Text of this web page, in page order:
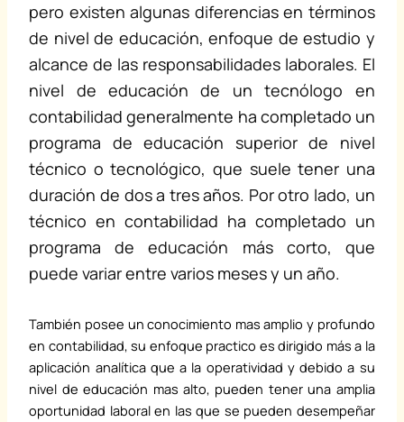
pero existen algunas diferencias en términos
de nivel de educación, enfoque de estudio y
alcance de las responsabilidades laborales. El
nivel de educación de un tecnólogo en
contabilidad generalmente ha completado un
programa de educación superior de nivel
técnico o tecnológico, que suele tener una
duración de dos a tres años. Por otro lado, un
técnico en contabilidad ha completado un
programa de educación más corto, que
puede variar entre varios meses y un año.
También posee un conocimiento mas amplio y profundo
en contabilidad, su enfoque practico es dirigido más a la
aplicación analítica que a la operatividad y debido a su
nivel de educación mas alto, pueden tener una amplia
oportunidad laboral en las que se pueden desempeñar